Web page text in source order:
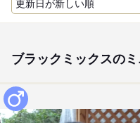
ブラックミックスの